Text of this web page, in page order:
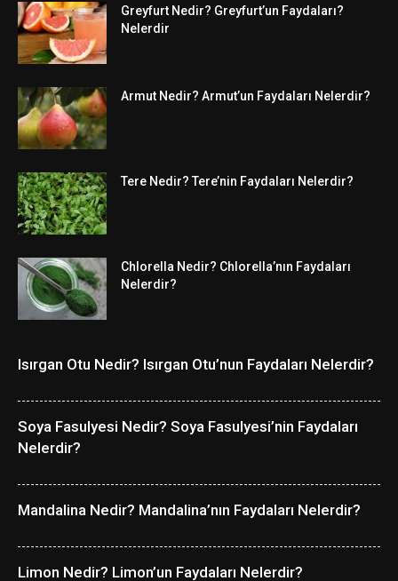
Greyfurt Nedir? Greyfurt’un Faydaları?
Nelerdir
Armut Nedir? Armut’un Faydaları Nelerdir?
Tere Nedir? Tere’nin Faydaları Nelerdir?
Chlorella Nedir? Chlorella’nın Faydaları
Nelerdir?
Isırgan Otu Nedir? Isırgan Otu’nun Faydaları Nelerdir?
Soya Fasulyesi Nedir? Soya Fasulyesi’nin Faydaları
Nelerdir?
Mandalina Nedir? Mandalina’nın Faydaları Nelerdir?
Limon Nedir? Limon’un Faydaları Nelerdir?